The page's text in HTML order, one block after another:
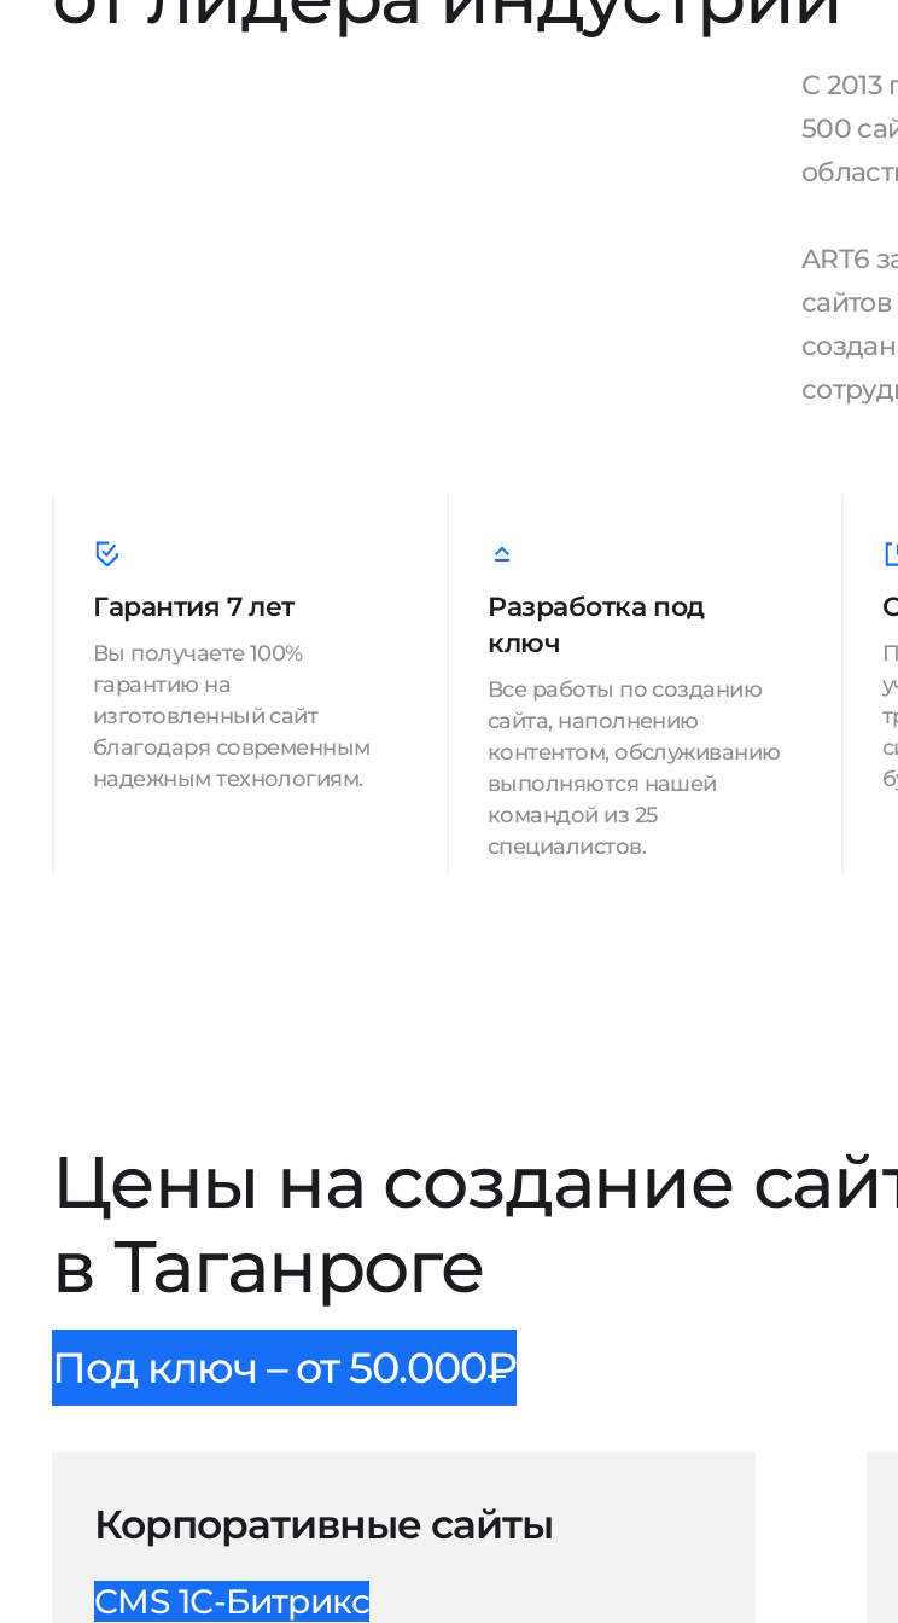
С 2013
500
ART6
Гарантия 7 лет
Вы получаете 100%
гарантию на
изготовленный сайт
благодаря современным
надежным технологиям.
Разработка под
ключ
Все работы по созданию
сайта, наполнению
контентом, обслуживанию
выполняются нашей
командой из 25
специалистов.
Цены на создание
в Таганроге
Под ключ – от 50.000₽
Корпоративные сайты
CMS 1С-Битрикс